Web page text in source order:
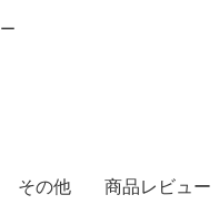
その他 商品レビュー